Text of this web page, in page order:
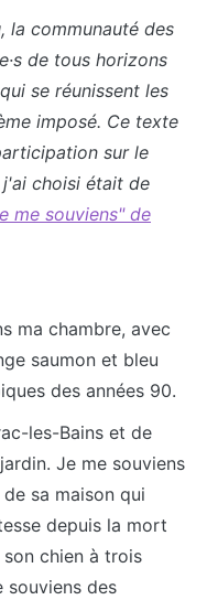
la communauté des
e·s de tous horizons
se réunissent les
imposé. Ce texte
sur le
j'ai choisi était de
me souviens" de
ma chambre, avec
saumon et bleu
des années 90.
les-Bains et de
Je me souviens
sa maison qui
depuis la mort
chien à trois
souviens des